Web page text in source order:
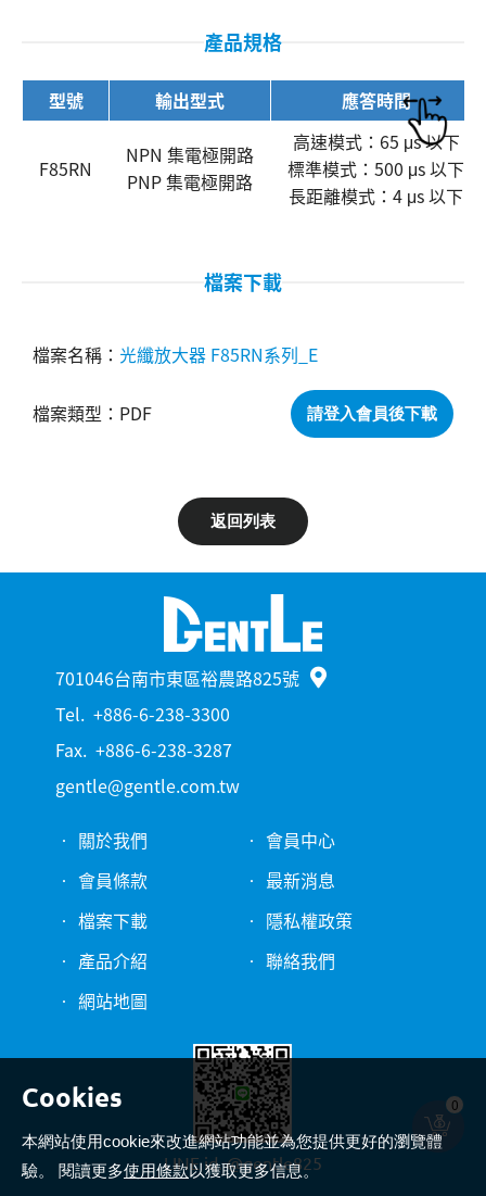
本網站使用cookie來改進網站功能並為您提供更好的瀏覽體
驗。 閱讀更多使用條款以獲取更多信息。
產品規格
型號 輸出型式 應答時間
F85RN
NPN 集電極開路
PNP 集電極開路
高速模式：65 μs 以下
標準模式：500 μs 以下
長距離模式：4 μs 以下
檔案下載
光纖放大器 F85RN系列_E
PDF 請登入會員後下載
返回列表
701046台南市東區裕農路825號
Tel. +886-6-238-3300
Fax. +886-6-238-3287
gentle@gentle.com.tw
關於我們
會員中心
會員條款
最新消息
檔案下載
隱私權政策
產品介紹
聯絡我們
網站地圖
LINE id.@gentle825
0